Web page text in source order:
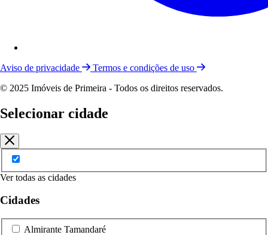
Aviso de privacidade
Termos e condições de uso
© 2025 Imóveis de Primeira - Todos os direitos reservados.
Selecionar cidade
Ver todas as cidades
Cidades
Almirante Tamandaré